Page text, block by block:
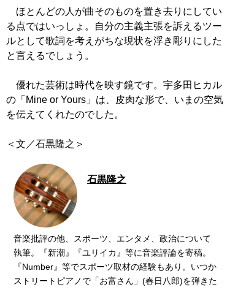
ほとんどの人が曲そのものを置き去りにしてい
る点ではいっしょ。自分の主義主張を訴えるツー
ルとして歌詞を考えがちな現状を浮き彫りにした
と言えるでしょう。
優れた芸術は時代を映す鏡です。宇多田ヒカル
の「Mine or Yours」は、皮肉な形で、いまの空気
を伝えてくれたのでした。
＜文／石黒隆之＞
石黒隆之
音楽批評の他、スポーツ、エンタメ、政治について
執筆。『新潮』『ユリイカ』等に音楽評論を寄稿。
『Number』等でスポーツ取材の経験もあり。いつか
ストリートピアノで「お富さん」(春日八郎)を弾きた